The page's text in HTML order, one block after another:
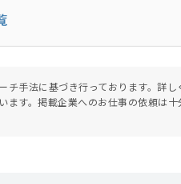
チ手法に基づき行っております。詳し
ます。掲載企業へのお仕事の依頼は